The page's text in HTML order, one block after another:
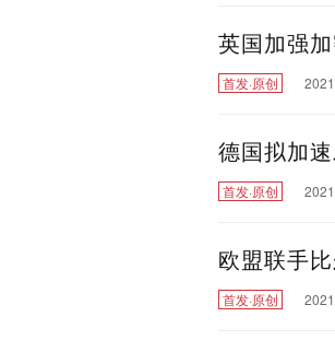
英国加强
首发·原创
德国拟加
首发·原创
欧盟联手
首发·原创